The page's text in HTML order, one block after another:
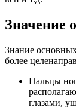
Значение
Знание
более
Пальцы
глазами,